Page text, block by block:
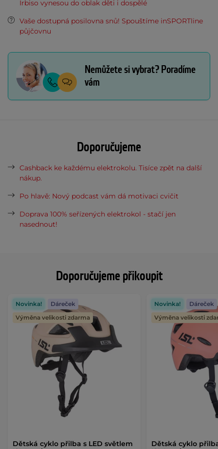
Doporučujeme přikoupit
Dětská cyklo přilba s LED světlem
Novinka!
Dáreček
Výměna velikosti zdarma
Dětská cyklo
Novinka!
Dáreček
Výměna velikosti
Irbiso vynesou do oblak děti i dospělé
Vaše dostupná posilovna snů! Spouštíme inSPORTline
půjčovnu
Nemůžete si vybrat? Poradíme
vám
Doporučujeme
Cashback ke každému elektrokolu. Tisíce zpět na další
nákup.
Po hlavě: Nový podcast vám dá motivaci cvičit
Doprava 100% seřízených elektrokol - stačí jen
nasednout!